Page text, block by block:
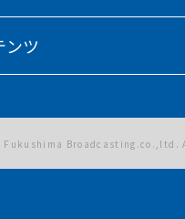
ンツ
Broadcasting.co.,ltd.